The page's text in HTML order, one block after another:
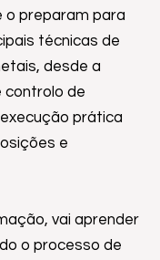
o preparam para
técnicas de
desde a
controlo de
prática
e
vai aprender
o processo de